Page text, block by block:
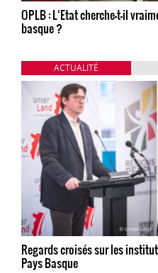
OPLB : L‘Etat cherche-t-il
basque ?
ACTUALITÉ
Regards croisés sur les
Pays Basque